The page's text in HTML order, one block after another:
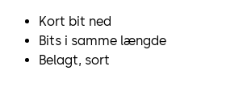
Kort bit ned
Bits i samme længde
Belagt, sort